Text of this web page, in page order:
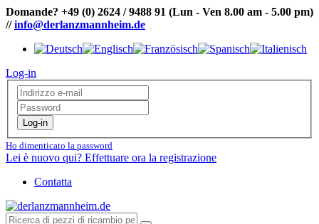
Domande? +49 (0) 2624 / 9488 91 (Lun - Ven 8.00 am - 5.00 pm)
//info@derlanzmannheim.de
Log-in
Log-in
Ho dimenticato la password
Lei è nuovo qui? Effettuare ora la registrazione
Contatta